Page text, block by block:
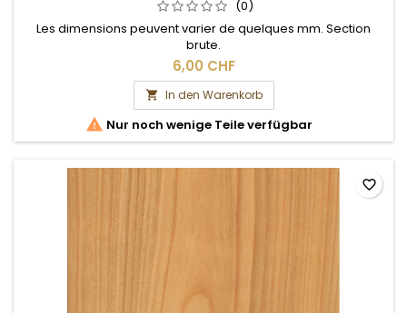
(0)
Les dimensions peuvent varier de quelques mm. Section
brute.
6,00 CHF
 In den Warenkorb
 Nur noch wenige Teile verfügbar
favorite_border